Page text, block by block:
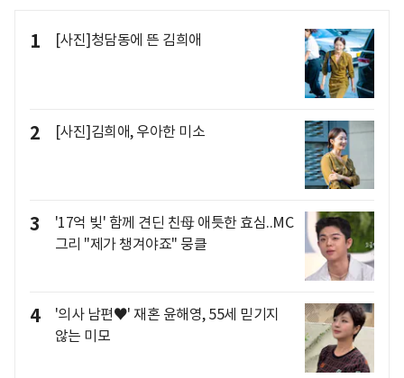
1 [사진]청담동에 뜬 김희애
2 [사진]김희애, 우아한 미소
3
'17억 빚' 함께 견딘 친母 애틋한 효심..MC
그리 "제가 챙겨야죠" 뭉클
4
'의사 남편♥' 재혼 윤해영, 55세 믿기지
않는 미모